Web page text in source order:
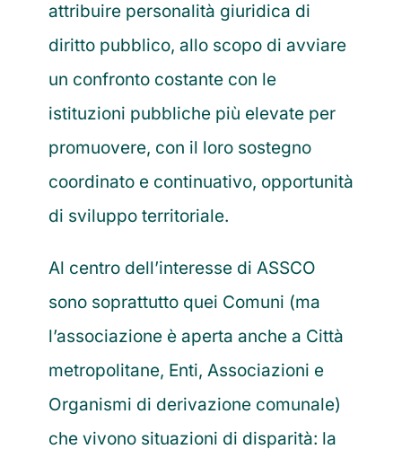
attribuire personalità giuridica di
diritto pubblico, allo scopo di avviare
un confronto costante con le
istituzioni pubbliche più elevate per
promuovere, con il loro sostegno
coordinato e continuativo, opportunità
di sviluppo territoriale.
Al centro dell’interesse di ASSCO
sono soprattutto quei Comuni (ma
l’associazione è aperta anche a Città
metropolitane, Enti, Associazioni e
Organismi di derivazione comunale)
che vivono situazioni di disparità: la